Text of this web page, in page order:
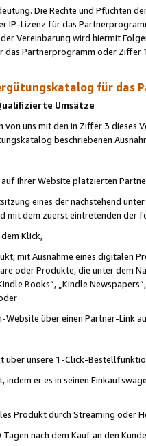
Die Rechte und Pflichten
IP-Lizenz für das
Vereinbarung wird hiermit
das Partnerprogramm oder
für das
Umsätze
von uns mit den in Ziffer 3
beschriebenen
Ihrer Website platzierten
eines der nachstehend
mit dem zuerst eintretenden der
Klick,
mit Ausnahme eines digitalen
oder Produkte, die unter dem
Books“, „Kindle
über einen Partner-Link
unsere 1-Click-
er es in seinen
Produkt durch Streaming oder
nach dem Kauf an den